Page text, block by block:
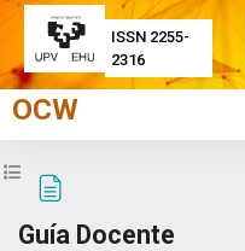
ISSN 2255-
2316
Joan eduki nagusira zuzenean
OCW
Zabaldu ikastaroaren aurkibidea
Guía Docente